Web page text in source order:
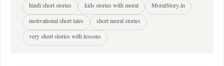
hindi short stories
kids stories with moral
MoralStory.in
motivational short tales
short moral stories
very short stories with lessons